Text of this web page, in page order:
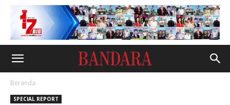
Beranda
SPECIAL REPORT